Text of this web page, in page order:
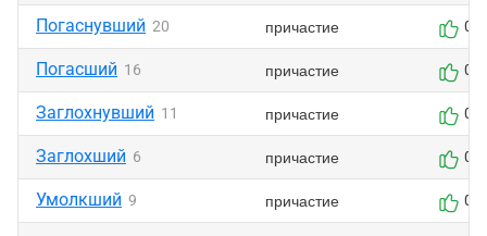
Погаснувший 20 причастие 0
Погасший 16 причастие 0
Заглохнувший 11 причастие 0
Заглохший 6 причастие 0
Умолкший 9 причастие 0